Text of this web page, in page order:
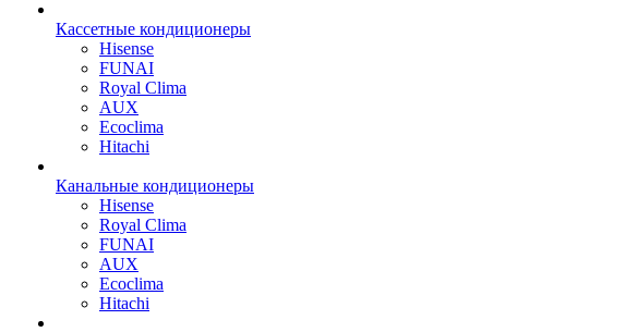
Кассетные кондиционеры
Hisense
FUNAI
Royal Clima
AUX
Ecoclima
Hitachi
Канальные кондиционеры
Hisense
Royal Clima
FUNAI
AUX
Ecoclima
Hitachi